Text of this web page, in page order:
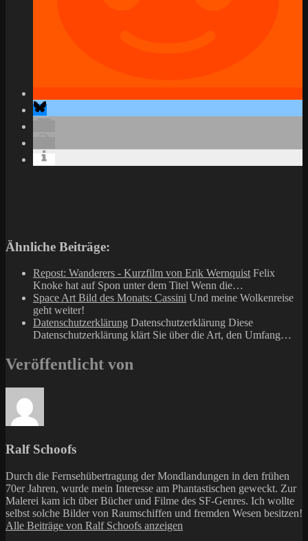
Ähnliche Beiträge:
Repost: Wanderers - Kurzfilm von Erik Wernquist Felix
Knoke hat auf Spon unter dem Titel Wenn die…
Space Art Bild des Monats: Cassini Und meine Wolkenreise
geht weiter!
Datenschutzerklärung Datenschutzerklärung Diese
Datenschutzerklärung klärt Sie über die Art, den Umfang…
Veröffentlicht von
Ralf Schoofs
Durch die Fernsehübertragung der Mondlandungen in den frühen
70er Jahren, wurde mein Interesse am Phantastischen geweckt. Zur
Malerei kam ich über Bücher und Filme des SF-Genres. Ich wollte
selbst solche Bilder von Raumschiffen und fremden Wesen besitzen!
Alle Beiträge von Ralf Schoofs anzeigen